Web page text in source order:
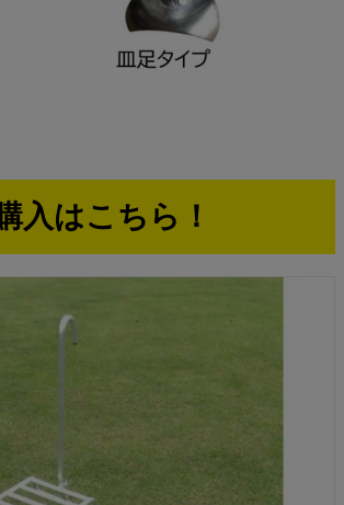
入はこちら！